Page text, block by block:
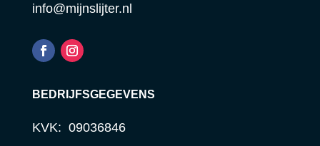
info@mijnslijter.nl
BEDRIJFSGEGEVENS
KVK: 09036846